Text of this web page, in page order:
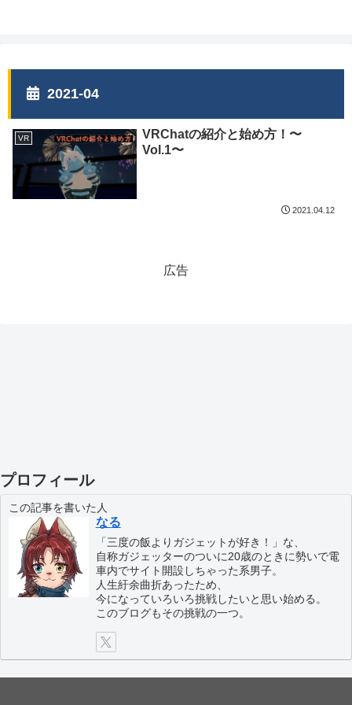
2021-04
VR
VRChatの紹介と始め方！〜
Vol.1〜
2021.04.12
広告
プロフィール
この記事を書いた人
なる
「三度の飯よりガジェットが好き！」な、
自称ガジェッターのついに20歳のときに勢いで電
車内でサイト開設しちゃった系男子。
人生紆余曲折あったため、
今になっていろいろ挑戦したいと思い始める。
このブログもその挑戦の一つ。